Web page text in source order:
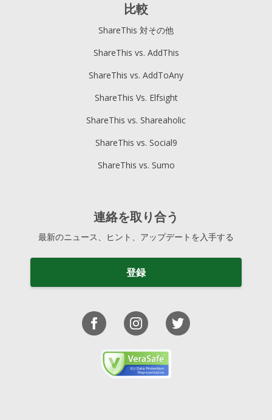
比較
ShareThis 対その他
ShareThis vs. AddThis
ShareThis vs. AddToAny
ShareThis Vs. Elfsight
ShareThis vs. Shareaholic
ShareThis vs. Social9
ShareThis vs. Sumo
連絡を取り合う
最新のニュース、ヒント、アップデートを入手する
登録